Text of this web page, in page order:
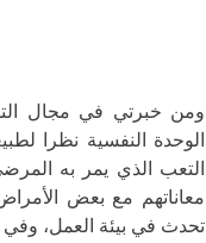
ومن خبرتي في مجال
الوحدة النفسية نظرا
التعب الذي يمر به
معاناتهم مع بعض